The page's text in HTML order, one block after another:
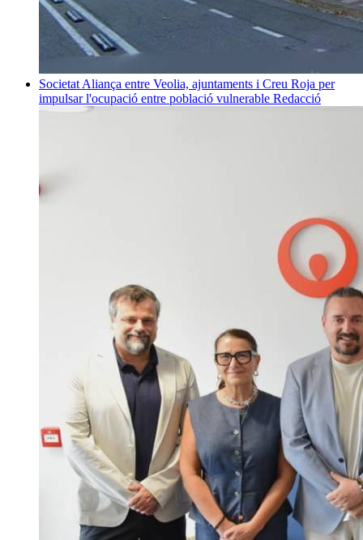
Societat Aliança entre Veolia, ajuntaments i Creu Roja per
impulsar l'ocupació entre població vulnerable Redacció